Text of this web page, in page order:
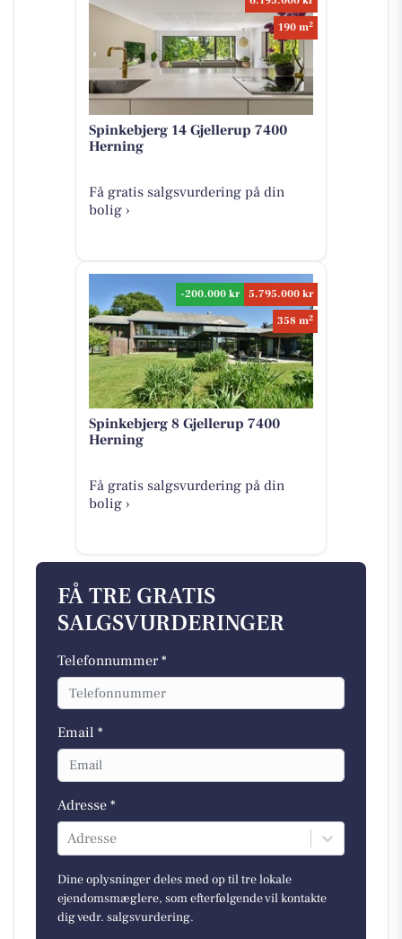
190 m2
Spinkebjerg 14 Gjellerup 7400
Herning
Få gratis salgsvurdering på din
bolig ›
-200.000 kr
5.795.000 kr
358 m2
Spinkebjerg 8 Gjellerup 7400
Herning
Få gratis salgsvurdering på din
bolig ›
FÅ TRE GRATIS
SALGSVURDERINGER
Telefonnummer *
Email *
Adresse *
Adresse
Dine oplysninger deles med op til tre lokale
ejendomsmæglere, som efterfølgende vil kontakte
dig vedr. salgsvurdering.